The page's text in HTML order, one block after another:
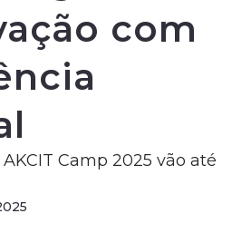
com
Camp 2025 vão até